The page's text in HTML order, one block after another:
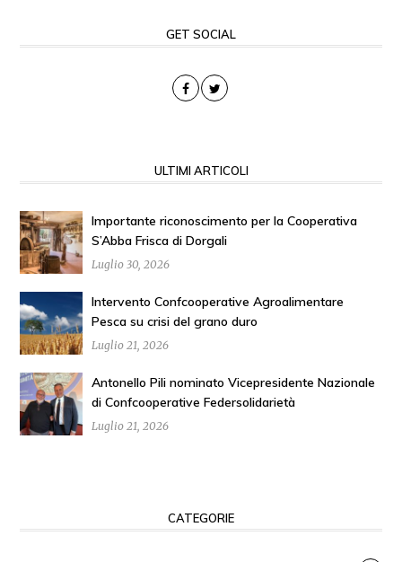
GET SOCIAL
ULTIMI ARTICOLI
Importante riconoscimento per la Cooperativa
S’Abba Frisca di Dorgali
Luglio 30, 2026
Intervento Confcooperative Agroalimentare
Pesca su crisi del grano duro
Luglio 21, 2026
Antonello Pili nominato Vicepresidente Nazionale
di Confcooperative Federsolidarietà
Luglio 21, 2026
CATEGORIE